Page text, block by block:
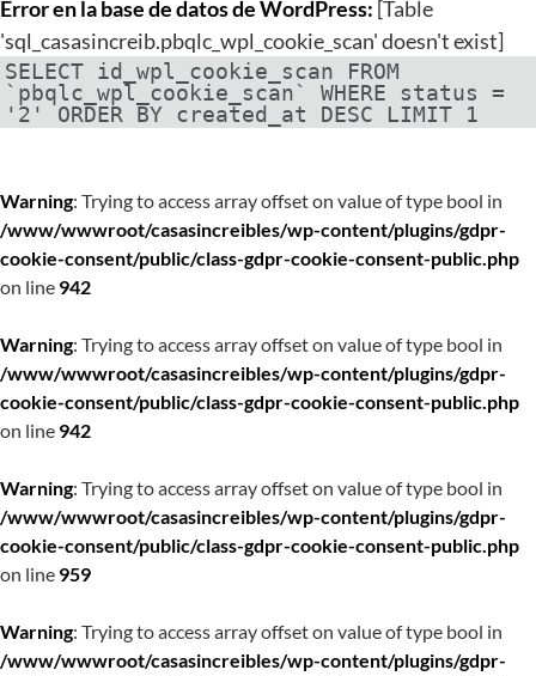
Error en la base de datos de WordPress: [Table
'sql_casasincreib.pbqlc_wpl_cookie_scan' doesn't exist]
SELECT id_wpl_cookie_scan FROM
`pbqlc_wpl_cookie_scan` WHERE status =
'2' ORDER BY created_at DESC LIMIT 1
Warning: Trying to access array offset on value of type bool in
/www/wwwroot/casasincreibles/wp-content/plugins/gdpr-
cookie-consent/public/class-gdpr-cookie-consent-public.php
on line 942
Warning: Trying to access array offset on value of type bool in
/www/wwwroot/casasincreibles/wp-content/plugins/gdpr-
cookie-consent/public/class-gdpr-cookie-consent-public.php
on line 942
Warning: Trying to access array offset on value of type bool in
/www/wwwroot/casasincreibles/wp-content/plugins/gdpr-
cookie-consent/public/class-gdpr-cookie-consent-public.php
on line 959
Warning: Trying to access array offset on value of type bool in
/www/wwwroot/casasincreibles/wp-content/plugins/gdpr-